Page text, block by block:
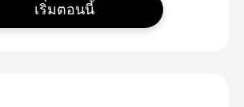
เริ่มตอนนี้